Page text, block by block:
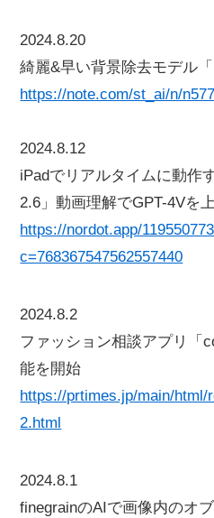
2024.8.20
綺麗&早い背景除去モデル
https://note.com/st_ai/n/
2024.8.12
iPadでリアルタイムに動作
2.6」動画理解でGPT-4Vを
https://nordot.app/
c=768367547562557440
2024.8.2
ファッション相談アプリ「
能を開始
https://prtimes.jp/main/html/
2.html
2024.8.1
finegrainのAIで画像内のオ